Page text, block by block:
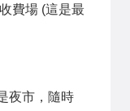
費場 (這是最
夜市，隨時